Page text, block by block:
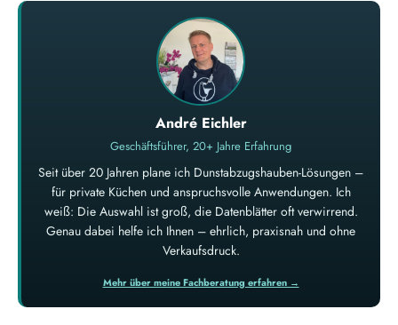
André Eichler
Geschäftsführer, 20+ Jahre Erfahrung
Seit über 20 Jahren plane ich Dunstabzugshauben-Lösungen –
für private Küchen und anspruchsvolle Anwendungen. Ich
weiß: Die Auswahl ist groß, die Datenblätter oft verwirrend.
Genau dabei helfe ich Ihnen – ehrlich, praxisnah und ohne
Verkaufsdruck.
Mehr über meine Fachberatung erfahren →